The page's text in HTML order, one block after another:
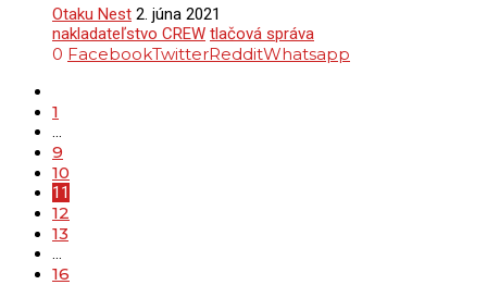
Otaku Nest 2. júna 2021
nakladateľstvo CREW tlačová správa
0 FacebookTwitterRedditWhatsapp
1
…
9
10
11
12
13
…
16